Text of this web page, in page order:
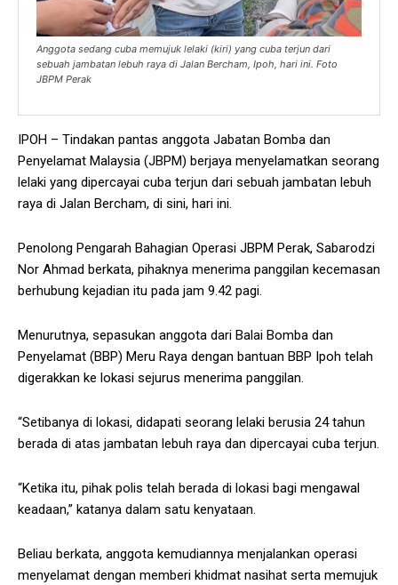
Anggota sedang cuba memujuk lelaki (kiri) yang cuba terjun dari
sebuah jambatan lebuh raya di Jalan Bercham, Ipoh, hari ini. Foto
JBPM Perak
IPOH – Tindakan pantas anggota Jabatan Bomba dan
Penyelamat Malaysia (JBPM) berjaya menyelamatkan seorang
lelaki yang dipercayai cuba terjun dari sebuah jambatan lebuh
raya di Jalan Bercham, di sini, hari ini.
Penolong Pengarah Bahagian Operasi JBPM Perak, Sabarodzi
Nor Ahmad berkata, pihaknya menerima panggilan kecemasan
berhubung kejadian itu pada jam 9.42 pagi.
Menurutnya, sepasukan anggota dari Balai Bomba dan
Penyelamat (BBP) Meru Raya dengan bantuan BBP Ipoh telah
digerakkan ke lokasi sejurus menerima panggilan.
“Setibanya di lokasi, didapati seorang lelaki berusia 24 tahun
berada di atas jambatan lebuh raya dan dipercayai cuba terjun.
“Ketika itu, pihak polis telah berada di lokasi bagi mengawal
keadaan,” katanya dalam satu kenyataan.
Beliau berkata, anggota kemudiannya menjalankan operasi
menyelamat dengan memberi khidmat nasihat serta memujuk